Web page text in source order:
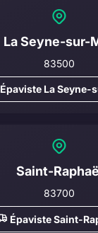
La Seyne-sur-
83500
Épaviste La Seyne-
Saint-
83700
Épaviste Saint-